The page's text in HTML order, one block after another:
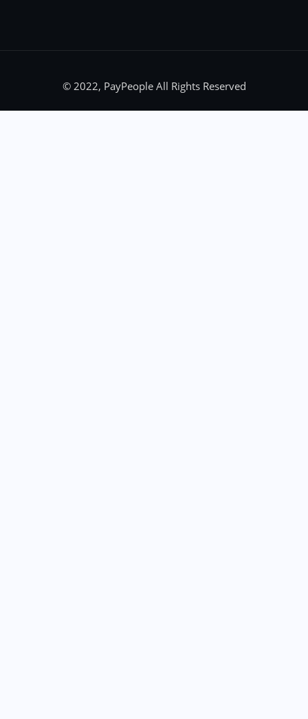
© 2022, PayPeople All Rights Reserved